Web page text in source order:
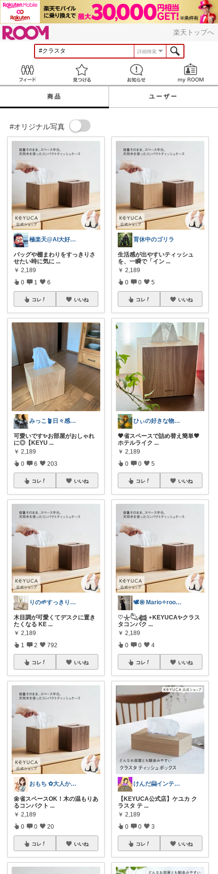
楽天トップへ
詳細検索
見つける お知らせ
商品 ユーザー
#オリジナル写真
極楽天@AI大好きおじさんｗ
バッグや棚まわりをすっきりさ
せたい時に気に ...
￥ 2,189
0 1 6
コレ いいね
みっこ🪴日々感謝🌷いいね上限🙏
可愛いです✨お部屋がおしゃれ
に◎【KEYU ...
￥ 2,189
0 6 203
コレ いいね
りの🌱すっきり×お気に入りの暮らし
木目調が可愛くてデスクに置き
たくなる KE ...
￥ 2,189
1 2 792
コレ いいね
おもち ✿大人かわいい×暮らし
🌼省スペースOK！木の温もりあ
るコンパクト ...
￥ 2,189
0 0 20
コレ いいね
育休中のゴリラ
生活感が出やすいティッシュ
を、一瞬で「イン ...
￥ 2,189
0 0 5
コレ いいね
ひぃの好きな物🫶🏻🌿
🤎省スペースで詰め替え簡単🤎
ホテルライク ...
￥ 2,189
0 0 5
コレ いいね
🕊𑁍 Mario✧room 𑁍🕊
♡𓇼𓆡𓆉 ⋆KEYUCA✨クラス
タコンパク ...
￥ 2,189
0 0 4
コレ いいね
けんだ🤗インテリア多め
【KEYUCA公式店】ケユカ ク
ラスタ テ ...
￥ 2,189
0 0 3
コレ いいね